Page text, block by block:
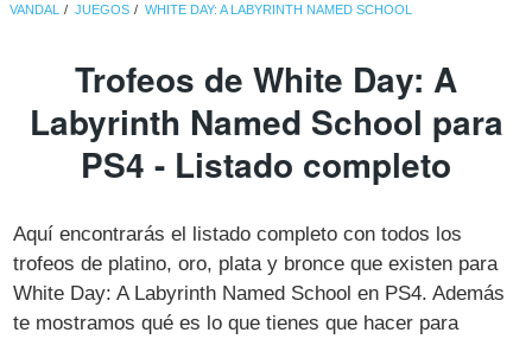
VANDAL JUEGOS WHITE DAY: A LABYRINTH NAMED SCHOOL
Trofeos de White Day: A
Labyrinth Named School para
PS4 - Listado completo
Aquí encontrarás el listado completo con todos los
trofeos de platino, oro, plata y bronce que existen para
White Day: A Labyrinth Named School en PS4. Además
te mostramos qué es lo que tienes que hacer para